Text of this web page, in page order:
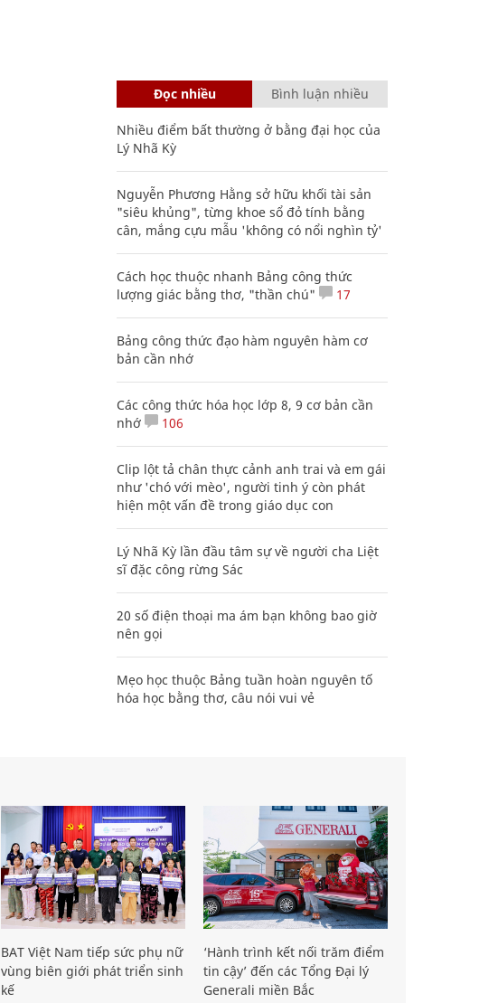
Đọc nhiều Bình luận nhiều
Nhiều điểm bất thường ở bằng đại học của
Lý Nhã Kỳ
Nguyễn Phương Hằng sở hữu khối tài sản
"siêu khủng", từng khoe sổ đỏ tính bằng
cân, mắng cựu mẫu 'không có nổi nghìn tỷ'
Cách học thuộc nhanh Bảng công thức
lượng giác bằng thơ, "thần chú"
17
Bảng công thức đạo hàm nguyên hàm cơ
bản cần nhớ
Các công thức hóa học lớp 8, 9 cơ bản cần
nhớ
106
Clip lột tả chân thực cảnh anh trai và em gái
như 'chó với mèo', người tinh ý còn phát
hiện một vấn đề trong giáo dục con
Lý Nhã Kỳ lần đầu tâm sự về người cha Liệt
sĩ đặc công rừng Sác
20 số điện thoại ma ám bạn không bao giờ
nên gọi
Mẹo học thuộc Bảng tuần hoàn nguyên tố
hóa học bằng thơ, câu nói vui vẻ
BAT Việt Nam tiếp sức phụ nữ
vùng biên giới phát triển sinh
kế
‘Hành trình kết nối trăm điểm
tin cậy’ đến các Tổng Đại lý
Generali miền Bắc